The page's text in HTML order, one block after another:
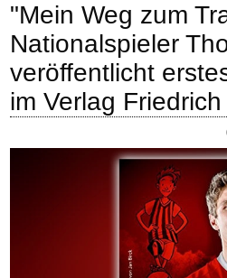
"Mein Weg zum
Nationalspieler
veröffentlicht
im Verlag